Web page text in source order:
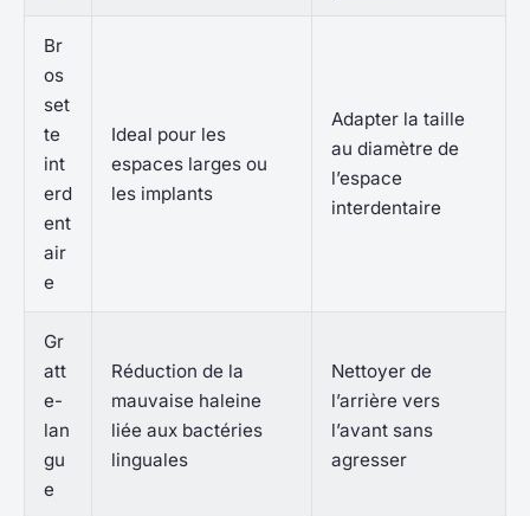
Br
os
set
te
int
erd
ent
air
e
Ideal pour les
espaces larges ou
les implants
Adapter la taille
au diamètre de
l’espace
interdentaire
Gr
att
e-
lan
gu
e
Réduction de la
mauvaise haleine
liée aux bactéries
linguales
Nettoyer de
l’arrière vers
l’avant sans
agresser